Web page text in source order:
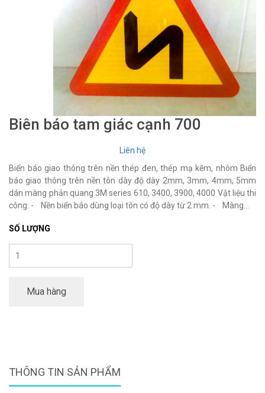
Biên báo tam giác cạnh 700
Liên hệ
Biển báo giao thông trên nền thép đen, thép mạ kẽm, nhôm Biển
báo giao thông trên nền tôn dày độ dày 2mm, 3mm, 4mm, 5mm
dán màng phản quang 3M series 610, 3400, 3900, 4000 Vật liệu thi
công: - Nền biển báo dùng loại tôn có độ dày từ 2 mm. - Màng...
SỐ LƯỢNG
Mua hàng
THÔNG TIN SẢN PHẨM